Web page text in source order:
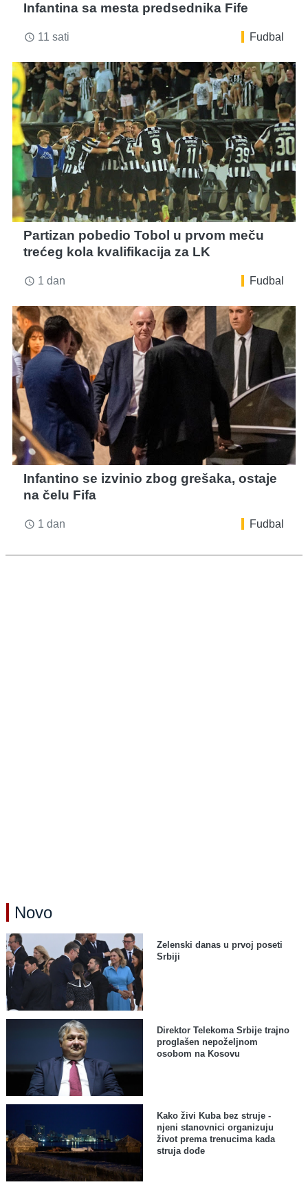
Infantina sa mesta predsednika Fife
access_time 11 sati Fudbal
Partizan pobedio Tobol u prvom meču
trećeg kola kvalifikacija za LK
access_time 1 dan Fudbal
Infantino se izvinio zbog grešaka, ostaje
na čelu Fifa
access_time 1 dan Fudbal
Novo
Zelenski danas u prvoj poseti
Srbiji
Direktor Telekoma Srbije trajno
proglašen nepoželjnom
osobom na Kosovu
Kako živi Kuba bez struje -
njeni stanovnici organizuju
život prema trenucima kada
struja dođe